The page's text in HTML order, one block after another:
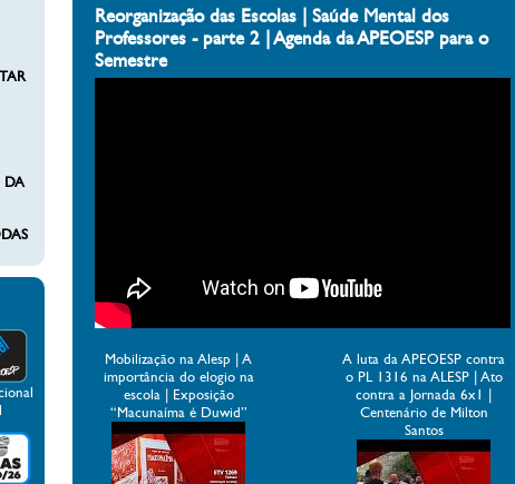
DA
Reorganização das Escolas | Saúde Mental dos
Professores - parte 2 | Agenda da APEOESP para o
Semestre
Mobilização na Alesp | A
importância do elogio na
escola | Exposição
“Macunaíma é Duwid”
A luta da APEOESP contra
o PL 1316 na ALESP | Ato
contra a Jornada 6x1 |
Centenário de Milton
Santos